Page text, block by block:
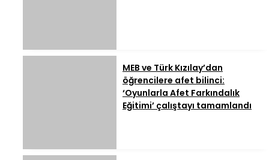
MEB ve Türk Kızılay’dan
öğrencilere afet bilinci:
‘Oyunlarla Afet Farkındalık
Eğitimi’ çalıştayı tamamlandı